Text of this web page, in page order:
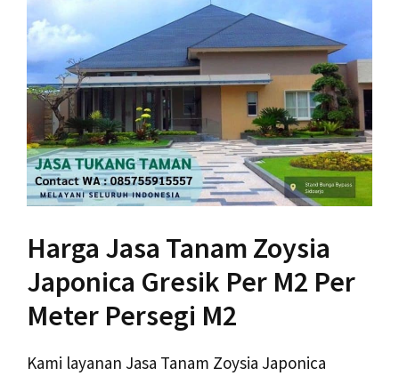
Harga Jasa Tanam Zoysia
Japonica Gresik Per M2 Per
Meter Persegi M2
Kami layanan Jasa Tanam Zoysia Japonica